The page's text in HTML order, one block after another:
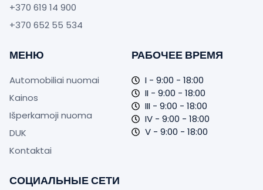
+370 619 14 900
+370 652 55 534‬
МЕНЮ
Automobiliai nuomai
Kainos
Išperkamoji nuoma
DUK
Kontaktai
РАБОЧЕЕ ВРЕМЯ
I - 9:00 - 18:00
II - 9:00 - 18:00
III - 9:00 - 18:00
IV - 9:00 - 18:00
V - 9:00 - 18:00
СОЦИАЛЬНЫЕ СЕТИ